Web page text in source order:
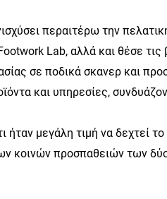
περαιτέρω την
Lab, αλλά και θέσε τις
σε ποδικά σκανερ και
και υπηρεσίες,
μεγάλη τιμή να δεχτεί
κοινών προσπαθειών των